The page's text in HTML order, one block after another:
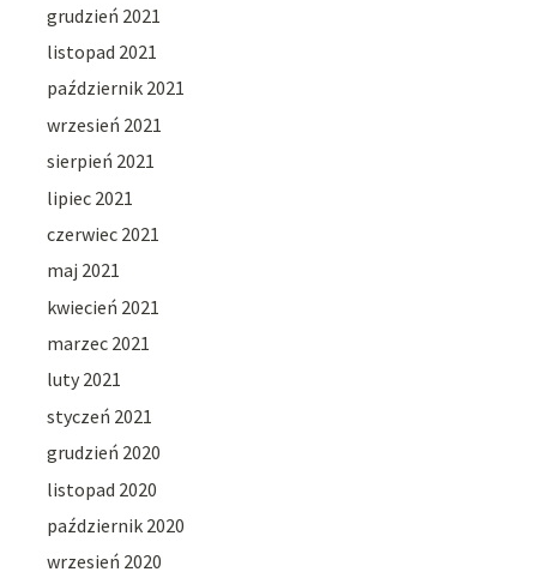
grudzień 2021
listopad 2021
październik 2021
wrzesień 2021
sierpień 2021
lipiec 2021
czerwiec 2021
maj 2021
kwiecień 2021
marzec 2021
luty 2021
styczeń 2021
grudzień 2020
listopad 2020
październik 2020
wrzesień 2020